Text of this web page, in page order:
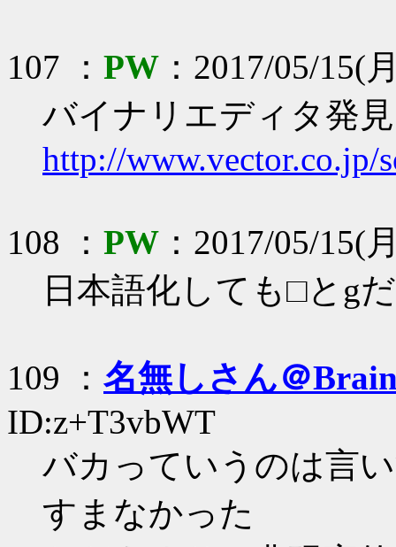
107 ： PW ：2017/05/15(
バイナリエディタ発
http://www.vector.co.jp/
108 ： PW ：2017/05/15(
日本語化しても□とg
109 ： 名無しさん＠
ID:z+T3vbWT
バカっていうのは言
すまなかった